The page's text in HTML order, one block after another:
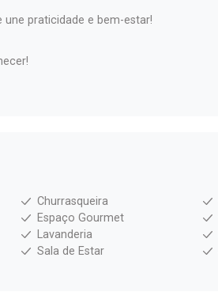
praticidade e bem-estar!
Churrasqueira
Espaço Gourmet
Lavanderia
Sala de Estar